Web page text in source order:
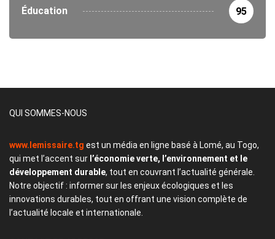
Éducation 95
QUI SOMMES-NOUS
www.lemissaire.tg est un média en ligne basé à Lomé, au Togo,
qui met l’accent sur l’économie verte, l’environnement et le
développement durable, tout en couvrant l’actualité générale.
Notre objectif : informer sur les enjeux écologiques et les
innovations durables, tout en offrant une vision complète de
l’actualité locale et internationale.